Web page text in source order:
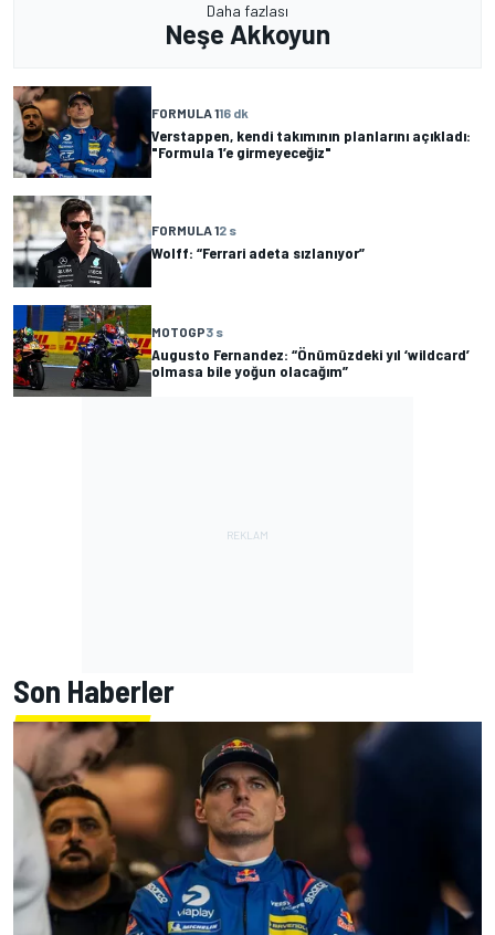
Daha fazlası
Neşe Akkoyun
FORMULA 116 dk
Verstappen, kendi takımının planlarını açıkladı:
"Formula 1’e girmeyeceğiz"
FORMULA 12 s
Wolff: “Ferrari adeta sızlanıyor”
MOTOGP3 s
Augusto Fernandez: “Önümüzdeki yıl ‘wildcard’
olmasa bile yoğun olacağım”
Son Haberler